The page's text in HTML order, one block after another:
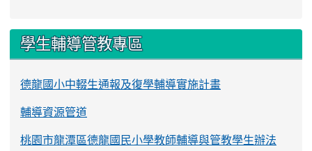
學生輔導管教專區
德龍國小中輟生通報及復學輔導實施計畫
輔導資源管道
桃園市龍潭區德龍國民小學教師輔導與管教學生辦法